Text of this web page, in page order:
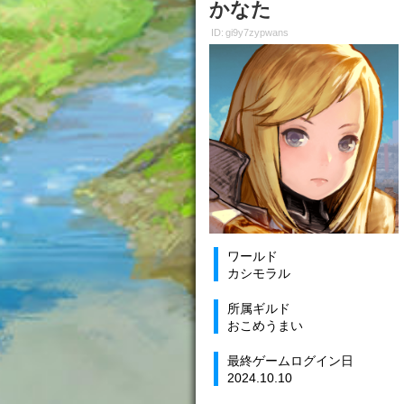
かなた
ID: gi9y7zypwans
ワールド
カシモラル
所属ギルド
おこめうまい
最終ゲームログイン日
2024.10.10